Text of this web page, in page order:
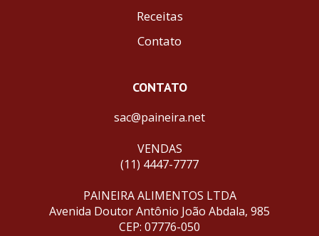
Receitas
Contato
CONTATO
sac@paineira.net
VENDAS
(11) 4447-7777
PAINEIRA ALIMENTOS LTDA
Avenida Doutor Antônio João Abdala, 985
CEP: 07776-050